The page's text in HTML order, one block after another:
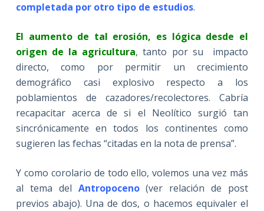
completada por otro tipo de estudios.
El aumento de tal erosión, es lógica desde el
origen de la agricultura, tanto por su impacto
directo, como por permitir un crecimiento
demográfico casi explosivo respecto a los
poblamientos de cazadores/recolectores. Cabría
recapacitar acerca de si el Neolítico surgió tan
sincrónicamente en todos los continentes como
sugieren las fechas “citadas en la nota de prensa”.
Y como corolario de todo ello, volemos una vez más
al tema del Antropoceno(ver relación de post
previos abajo). Una de dos, o hacemos equivaler el